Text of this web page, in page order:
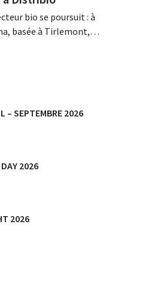
bio se poursuit : à
basée à Tirlemont,
– SEPTEMBRE 2026
2026
2026